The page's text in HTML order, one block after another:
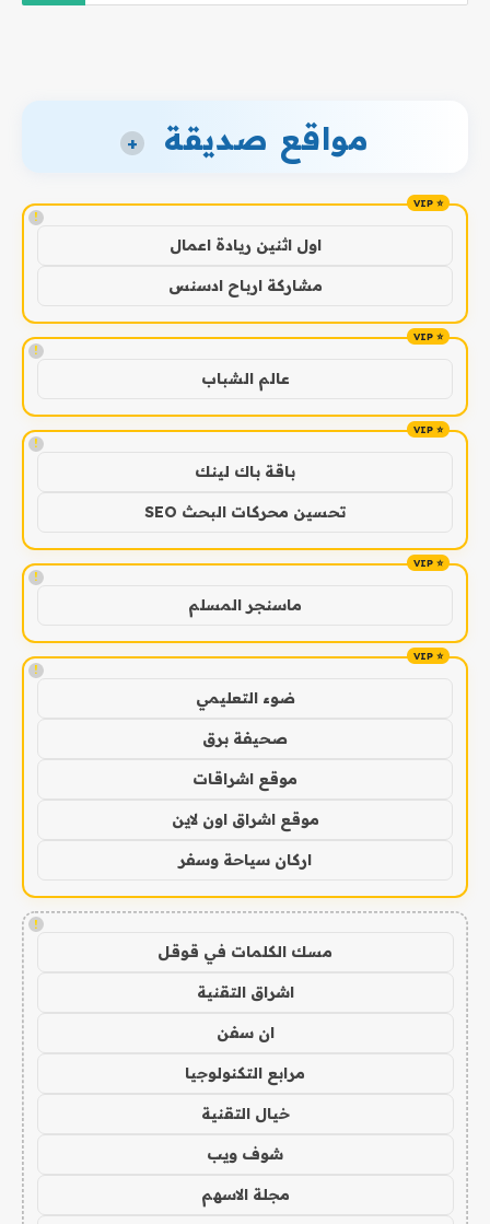
مواقع صديقة +
!
اول اثنين ريادة اعمال
مشاركة ارباح ادسنس
!
عالم الشباب
!
باقة باك لينك
تحسين محركات البحث SEO
!
ماسنجر المسلم
!
ضوء التعليمي
صحيفة برق
موقع اشراقات
موقع اشراق اون لاين
اركان سياحة وسفر
!
مسك الكلمات في قوقل
اشراق التقنية
ان سفن
مرابع التكنولوجيا
خيال التقنية
شوف ويب
مجلة الاسهم